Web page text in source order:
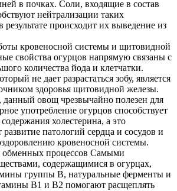
в почках. Соли, входящие в состав
нейтрализации таких
результате происходит их выведение из
кровеносной системы и щитовидной
свойства огурцов напрямую связаны с
количества йода и клетчатки.
не дает разрастаться зобу, является
здоровья щитовидной железы.
овощ чрезвычайно полезен для
употребление огурцов способствует
холестерина, а это
развитие патологий сердца и сосудов и
кровеносной системы.
обменных процессов Самыми
содержащимися в огурцах,
группы В, натуральные ферменты и
В1 и В2 помогают расщеплять